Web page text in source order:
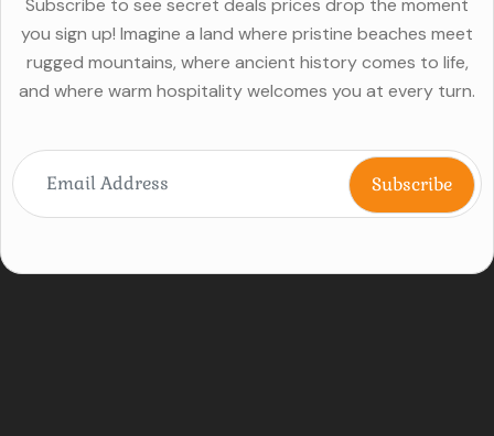
you sign up! Imagine a land where pristine beaches meet
rugged mountains, where ancient history comes to life,
and where warm hospitality welcomes you at every turn.